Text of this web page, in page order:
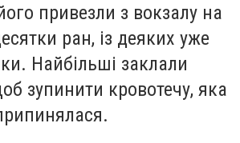
привезли з вокзалу на
ран, із деяких уже
Найбільші заклали
зупинити кровотечу, яка